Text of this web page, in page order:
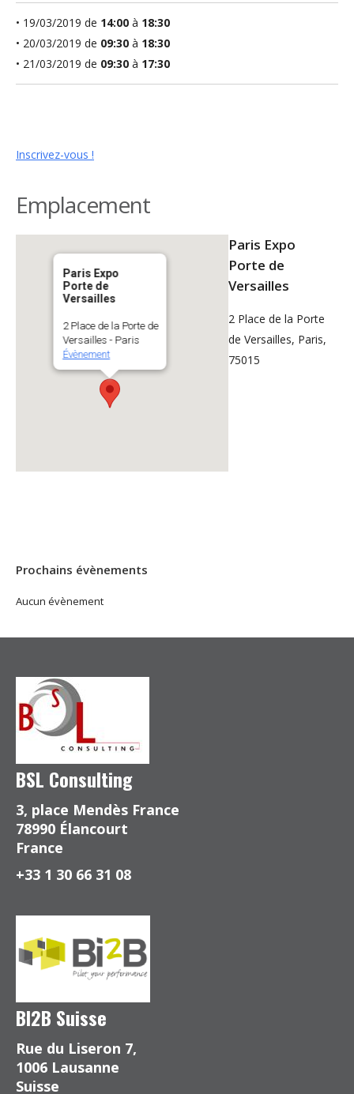
• 19/03/2019 de 14:00 à 18:30
• 20/03/2019 de 09:30 à 18:30
• 21/03/2019 de 09:30 à 17:30
Inscrivez-vous !
Emplacement
Paris Expo
Porte de
Versailles
2 Place de la Porte de
Versailles - Paris
Évènement
Paris Expo
Porte de
Versailles
2 Place de la Porte
de Versailles, Paris,
75015
Prochains évènements
Aucun évènement
BSL Consulting
3, place Mendès France
78990 Élancourt
France
+33 1 30 66 31 08
BI2B Suisse
Rue du Liseron 7,
1006 Lausanne
Suisse